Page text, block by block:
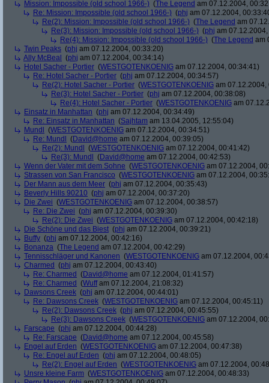
Mission: Impossible (old school 1966-) (The Legend am 07.12.2004,
Re: Mission: Impossible (old school 1966-) (phj am 07.12.2004,
Re(2): Mission: Impossible (old school 1966-) (The Legend am
Re(3): Mission: Impossible (old school 1966-) (phj am
Re(4): Mission: Impossible (old school 1966-) (The Legend am
Twin Peaks (phj am 07.12.2004, 00:33:20)
Ally McBeal
(phj am 07.12.2004, 00:34:14)
Hotel Sacher - Portier (WESTGOTENKOENIG am 07.12.2004, 00:34:41)
Re: Hotel Sacher - Portier (phj am 07.12.2004, 00:34:57)
Re(2): Hotel Sacher - Portier (WESTGOTENKOENIG am 07.12.2004,
Re(3): Hotel Sacher - Portier (phj am 07.12.2004, 00:38:08)
Re(4): Hotel Sacher - Portier (WESTGOTENKOENIG am
Einsatz in Manhattan (phj am 07.12.2004, 00:34:49)
Re: Einsatz in Manhattan (Sajhtam am 13.04.2005, 12:55:04)
Mundl
(WESTGOTENKOENIG am 07.12.2004, 00:34:51)
Re: Mundl
(David@home am 07.12.2004, 00:39:05)
Re(2): Mundl
(WESTGOTENKOENIG am 07.12.2004, 00:41:42)
Re(3): Mundl
(David@home am 07.12.2004, 00:42:53)
Wenn der Vater mit dem Sohne (WESTGOTENKOENIG am 07.12.2004,
Strassen von San Francisco (WESTGOTENKOENIG am 07.12.2004,
Der Mann aus dem Meer (phj am 07.12.2004, 00:35:43)
Beverly Hills 90210 (phj am 07.12.2004, 00:37:20)
Die Zwei (WESTGOTENKOENIG am 07.12.2004, 00:38:57)
Re: Die Zwei (phj am 07.12.2004, 00:39:30)
Re(2): Die Zwei (WESTGOTENKOENIG am 07.12.2004, 00:42:18)
Die Schöne und das Biest (phj am 07.12.2004, 00:39:21)
Buffy (phj am 07.12.2004, 00:42:16)
Bonanza (The Legend am 07.12.2004, 00:42:29)
Tennisschläger und Kanonen (WESTGOTENKOENIG am 07.12.2004,
Charmed (phj am 07.12.2004, 00:43:40)
Re: Charmed (David@home am 07.12.2004, 01:41:57)
Re: Charmed (Wuffam 07.12.2004, 21:08:32)
Dawsons Creek (phj am 07.12.2004, 00:44:01)
Re: Dawsons Creek (WESTGOTENKOENIG am 07.12.2004, 00:45:11)
Re(2): Dawsons Creek (phj am 07.12.2004, 00:45:55)
Re(3): Dawsons Creek (WESTGOTENKOENIG am 07.12.2004,
Farscape (phj am 07.12.2004, 00:44:28)
Re: Farscape (David@home am 07.12.2004, 00:45:58)
Engel auf Erden (WESTGOTENKOENIG am 07.12.2004, 00:47:38)
Re: Engel auf Erden (phj am 07.12.2004, 00:48:05)
Re(2): Engel auf Erden (WESTGOTENKOENIG am 07.12.2004,
Unsre kleine Farm (WESTGOTENKOENIG am 07.12.2004, 00:48:33)